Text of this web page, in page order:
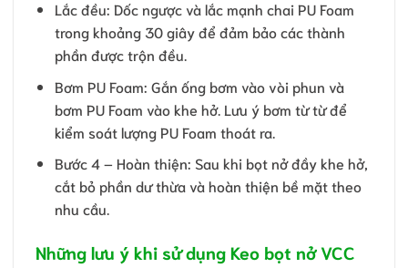
Lắc đều: Dốc ngược và lắc mạnh chai PU Foam
trong khoảng 30 giây để đảm bảo các thành
phần được trộn đều.
Bơm PU Foam: Gắn ống bơm vào vòi phun và
bơm PU Foam vào khe hở. Lưu ý bơm từ từ để
kiểm soát lượng PU Foam thoát ra.
Bước 4 – Hoàn thiện: Sau khi bọt nở đầy khe hở,
cắt bỏ phần dư thừa và hoàn thiện bề mặt theo
nhu cầu.
Những lưu ý khi sử dụng Keo bọt nở VCC